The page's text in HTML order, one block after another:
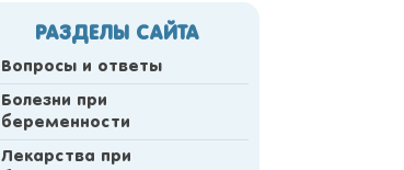
РАЗДЕЛЫ САЙТА
Вопросы и ответы
Болезни при
беременности
Лекарства при